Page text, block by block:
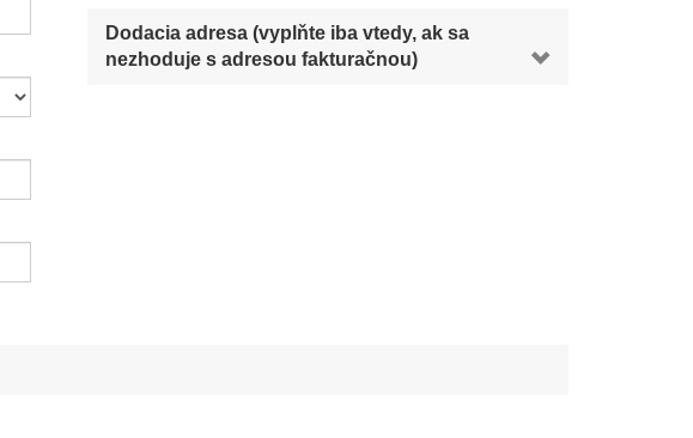
Dodacia adresa (vyplňte iba vtedy, ak sa
nezhoduje s adresou fakturačnou)